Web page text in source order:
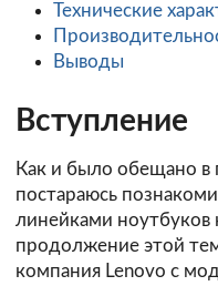
Технические
Выводы
Вступление
Как и было обещано в
постараюсь
линейками ноутбуков
продолжение этой
компания Lenovo с